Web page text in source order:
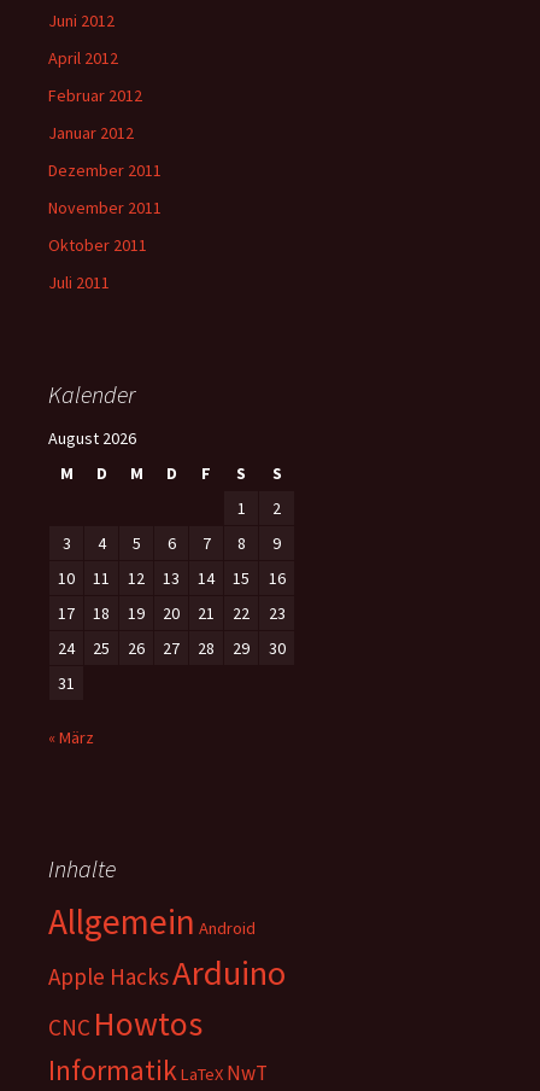
Juni 2012
April 2012
Februar 2012
Januar 2012
Dezember 2011
November 2011
Oktober 2011
Juli 2011
Kalender
August 2026
M
D M D F S
S
1
2
3
4 5 6 7 8
9
10
11 12 13 14 15
16
17
18 19 20 21 22
23
24
25 26 27 28 29
30
31
« März
Inhalte
Allgemein Android
Apple HacksArduino
CNC Howtos
InformatikLaTeX NwT